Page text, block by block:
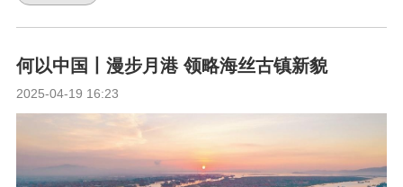
何以中国丨漫步月港 领略海丝古镇新貌
2025-04-19 16:23